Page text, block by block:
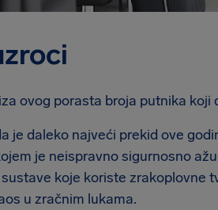
ovog porasta broja putnika
je daleko najveći prekid ove
je neispravno sigurnosno
koje koriste zrakoplovne
u zračnim lukama.